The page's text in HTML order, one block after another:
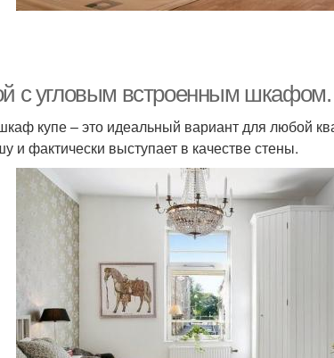
с угловым встроенным
купе – это идеальный вариант для любой
и фактически выступает в качестве стены.